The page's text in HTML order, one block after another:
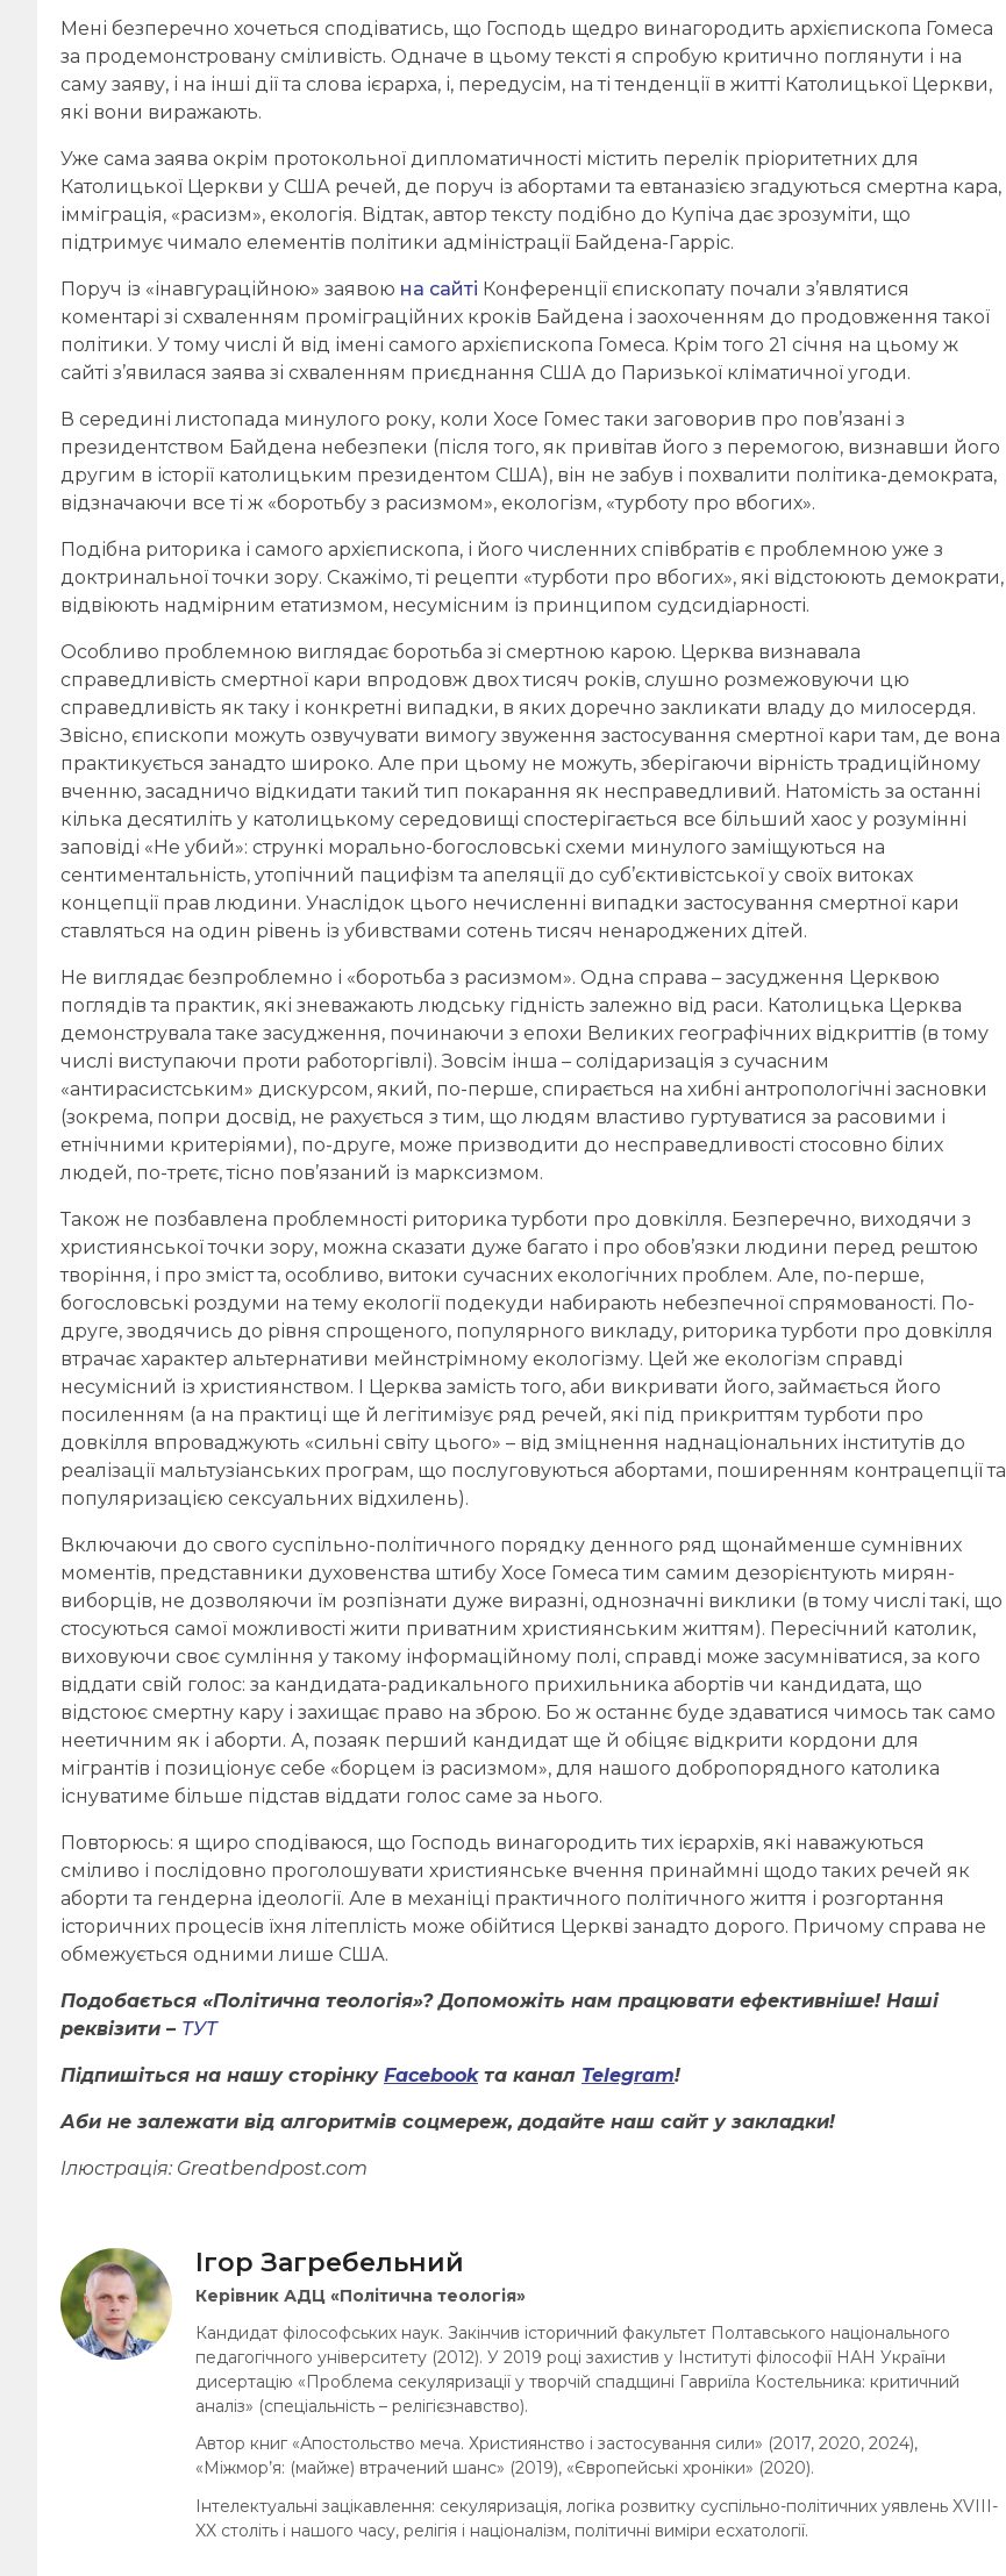
Мені безперечно хочеться сподіватись, що Господь щедро винагородить архієпископа Гомеса
за продемонстровану сміливість. Одначе в цьому тексті я спробую критично поглянути і на
саму заяву, і на інші дії та слова ієрарха, і, передусім, на ті тенденції в житті Католицької Церкви,
які вони виражають.
Уже сама заява окрім протокольної дипломатичності містить перелік пріоритетних для
Католицької Церкви у США речей, де поруч із абортами та евтаназією згадуються смертна кара,
імміграція, «расизм», екологія. Відтак, автор тексту подібно до Купіча дає зрозуміти, що
підтримує чимало елементів політики адміністрації Байдена-Гарріс.
Поруч із «інавгураційною» заявою на сайті Конференції єпископату почали з’являтися
коментарі зі схваленням проміграційних кроків Байдена і заохоченням до продовження такої
політики. У тому числі й від імені самого архієпископа Гомеса. Крім того 21 січня на цьому ж
сайті з’явилася заява зі схваленням приєднання США до Паризької кліматичної угоди.
В середині листопада минулого року, коли Хосе Гомес таки заговорив про пов’язані з
президентством Байдена небезпеки (після того, як привітав його з перемогою, визнавши його
другим в історії католицьким президентом США), він не забув і похвалити політика-демократа,
відзначаючи все ті ж «боротьбу з расизмом», екологізм, «турботу про вбогих».
Подібна риторика і самого архієпископа, і його численних співбратів є проблемною уже з
доктринальної точки зору. Скажімо, ті рецепти «турботи про вбогих», які відстоюють демократи,
відвіюють надмірним етатизмом, несумісним із принципом судсидіарності.
Особливо проблемною виглядає боротьба зі смертною карою. Церква визнавала
справедливість смертної кари впродовж двох тисяч років, слушно розмежовуючи цю
справедливість як таку і конкретні випадки, в яких доречно закликати владу до милосердя.
Звісно, єпископи можуть озвучувати вимогу звуження застосування смертної кари там, де вона
практикується занадто широко. Але при цьому не можуть, зберігаючи вірність традиційному
вченню, засадничо відкидати такий тип покарання як несправедливий. Натомість за останні
кілька десятиліть у католицькому середовищі спостерігається все більший хаос у розумінні
заповіді «Не убий»: стрункі морально-богословські схеми минулого заміщуються на
сентиментальність, утопічний пацифізм та апеляції до суб’єктивістської у своїх витоках
концепції прав людини. Унаслідок цього нечисленні випадки застосування смертної кари
ставляться на один рівень із убивствами сотень тисяч ненароджених дітей.
Не виглядає безпроблемно і «боротьба з расизмом». Одна справа – засудження Церквою
поглядів та практик, які зневажають людську гідність залежно від раси. Католицька Церква
демонструвала таке засудження, починаючи з епохи Великих географічних відкриттів (в тому
числі виступаючи проти работоргівлі). Зовсім інша – солідаризація з сучасним
«антирасистським» дискурсом, який, по-перше, спирається на хибні антропологічні засновки
(зокрема, попри досвід, не рахується з тим, що людям властиво гуртуватися за расовими і
етнічними критеріями), по-друге, може призводити до несправедливості стосовно білих
людей, по-третє, тісно пов’язаний із марксизмом.
Також не позбавлена проблемності риторика турботи про довкілля. Безперечно, виходячи з
християнської точки зору, можна сказати дуже багато і про обов’язки людини перед рештою
творіння, і про зміст та, особливо, витоки сучасних екологічних проблем. Але, по-перше,
богословські роздуми на тему екології подекуди набирають небезпечної спрямованості. По-
друге, зводячись до рівня спрощеного, популярного викладу, риторика турботи про довкілля
втрачає характер альтернативи мейнстрімному екологізму. Цей же екологізм справді
несумісний із християнством. І Церква замість того, аби викривати його, займається його
посиленням (а на практиці ще й легітимізує ряд речей, які під прикриттям турботи про
довкілля впроваджують «сильні світу цього» – від зміцнення наднаціональних інститутів до
реалізації мальтузіанських програм, що послуговуються абортами, поширенням контрацепції та
популяризацією сексуальних відхилень).
Включаючи до свого суспільно-політичного порядку денного ряд щонайменше сумнівних
моментів, представники духовенства штибу Хосе Гомеса тим самим дезорієнтують мирян-
виборців, не дозволяючи їм розпізнати дуже виразні, однозначні виклики (в тому числі такі, що
стосуються самої можливості жити приватним християнським життям). Пересічний католик,
виховуючи своє сумління у такому інформаційному полі, справді може засумніватися, за кого
віддати свій голос: за кандидата-радикального прихильника абортів чи кандидата, що
відстоює смертну кару і захищає право на зброю. Бо ж останнє буде здаватися чимось так само
неетичним як і аборти. А, позаяк перший кандидат ще й обіцяє відкрити кордони для
мігрантів і позиціонує себе «борцем із расизмом», для нашого добропорядного католика
існуватиме більше підстав віддати голос саме за нього.
Повторюсь: я щиро сподіваюся, що Господь винагородить тих ієрархів, які наважуються
сміливо і послідовно проголошувати християнське вчення принаймні щодо таких речей як
аборти та гендерна ідеології. Але в механіці практичного політичного життя і розгортання
історичних процесів їхня літеплість може обійтися Церкві занадто дорого. Причому справа не
обмежується одними лише США.
Подобається «Політична теологія»? Допоможіть нам працювати ефективніше! Наші
реквізити – ТУТ
Підпишіться на нашу сторінку Facebookта канал Telegram!
Аби не залежати від алгоритмів соцмереж, додайте наш сайт у закладки!
Ілюстрація: Greatbendpost.com
Ігор Загребельний
Керівник АДЦ «Політична теологія»
Кандидат філософських наук. Закінчив історичний факультет Полтавського національного
педагогічного університету (2012). У 2019 році захистив у Інституті філософії НАН України
дисертацію «Проблема секуляризації у творчій спадщині Гавриїла Костельника: критичний
аналіз» (спеціальність – релігієзнавство).
Автор книг «Апостольство меча. Християнство і застосування сили» (2017, 2020, 2024),
«Міжмор’я: (майже) втрачений шанс» (2019), «Європейські хроніки» (2020).
Інтелектуальні зацікавлення: секуляризація, логіка розвитку суспільно-політичних уявлень XVIII-
XX століть і нашого часу, релігія і націоналізм, політичні виміри есхатології.